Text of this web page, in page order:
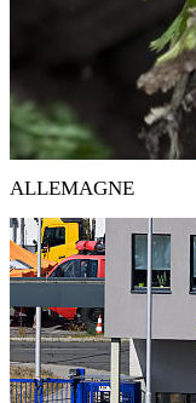
ALLEMAGNE